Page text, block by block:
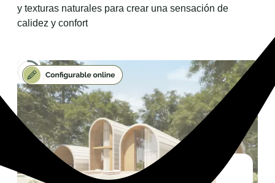
y texturas naturales para crear una sensación de
calidez y confort